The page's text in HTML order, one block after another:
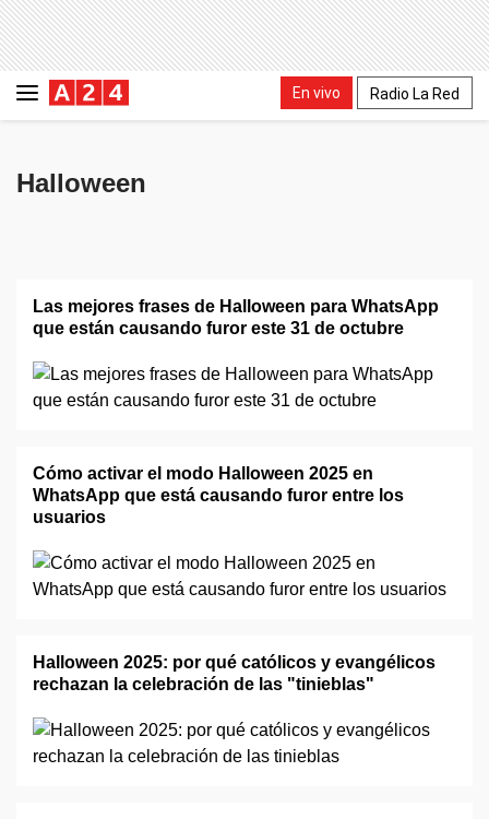
En vivo Radio La Red
Halloween
Las mejores frases de Halloween para WhatsApp
que están causando furor este 31 de octubre
Cómo activar el modo Halloween 2025 en
WhatsApp que está causando furor entre los
usuarios
Halloween 2025: por qué católicos y evangélicos
rechazan la celebración de las "tinieblas"